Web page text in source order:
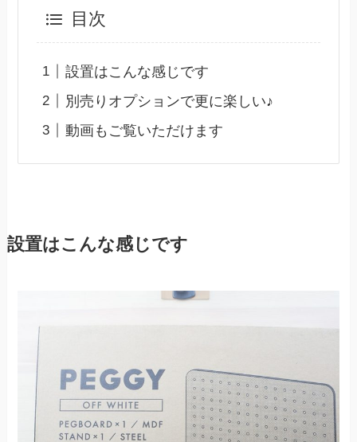
目次
設置はこんな感じです
別売りオプションで更に楽しい♪
動画もご覧いただけます
設置はこんな感じです